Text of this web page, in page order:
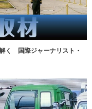
く 国際ジャーナリスト・